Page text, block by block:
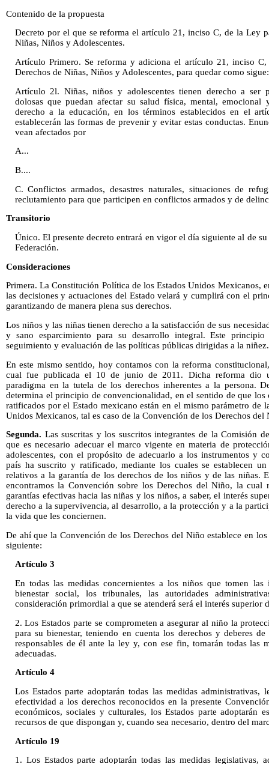
Contenido de la propuesta
Decreto por el que se reforma el artículo 21, inciso C, de la Ley
Niñas, Niños y Adolescentes.
Artículo Primero. Se reforma y adiciona el artículo 21, inciso
Derechos de Niñas, Niños y Adolescentes, para quedar como sigue:
Artículo 2l. Niñas, niños y adolescentes tienen derecho a ser
dolosas que puedan afectar su salud física, mental,
derecho a la educación, en los términos establecidos en el
establecerán las formas de prevenir y evitar estas conductas.
vean afectados por
A...
B....
C. Conflictos armados, desastres naturales, situaciones de
reclutamiento para que participen en conflictos armados y de
Transitorio
Único. El presente decreto entrará en vigor el día siguiente al de
Federación.
Consideraciones
Primera. La Constitución Política de los Estados Unidos Mexicanos,
las decisiones y actuaciones del Estado velará y cumplirá con el
garantizando de manera plena sus derechos.
Los niños y las niñas tienen derecho a la satisfacción de sus
y sano esparcimiento para su desarrollo integral. Este
seguimiento y evaluación de las políticas públicas dirigidas a la niñez.
En este mismo sentido, hoy contamos con la reforma
cual fue publicada el 10 de junio de 2011. Dicha reforma dio
paradigma en la tutela de los derechos inherentes a la persona.
determina el principio de convencionalidad, en el sentido de que los
ratificados por el Estado mexicano están en el mismo parámetro de
Unidos Mexicanos, tal es caso de la Convención de los Derechos del
Segunda. Las suscritas y los suscritos integrantes de la Comisión
que es necesario adecuar el marco vigente en materia de
adolescentes, con el propósito de adecuarlo a los instrumentos y
país ha suscrito y ratificado, mediante los cuales se establecen
relativos a la garantía de los derechos de los niños y de las niñas.
encontramos la Convención sobre los Derechos del Niño, la cual
garantías efectivas hacia las niñas y los niños, a saber, el interés
derecho a la supervivencia, al desarrollo, a la protección y a la
la vida que les conciernen.
De ahí que la Convención de los Derechos del Niño establece en
siguiente:
Artículo 3
En todas las medidas concernientes a los niños que tomen
bienestar social, los tribunales, las autoridades
consideración primordial a que se atenderá será el interés superior
2. Los Estados parte se comprometen a asegurar al niño la
para su bienestar, teniendo en cuenta los derechos y deberes
responsables de él ante la ley y, con ese fin, tomarán todas las
adecuadas.
Artículo 4
Los Estados parte adoptarán todas las medidas
efectividad a los derechos reconocidos en la presente
económicos, sociales y culturales, los Estados parte adoptarán
recursos de que dispongan y, cuando sea necesario, dentro del
Artículo 19
1. Los Estados parte adoptarán todas las medidas legislativas,